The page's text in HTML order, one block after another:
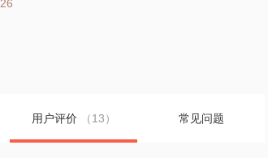
26
用户评价 （13） 常见问题